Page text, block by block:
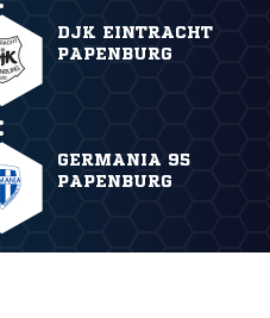
DJK EINTRACHT
PAPENBURG
GERMANIA 95
PAPENBURG